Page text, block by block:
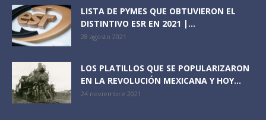
LISTA DE PYMES QUE OBTUVIERON EL
DISTINTIVO ESR EN 2021 |...
28 agosto 2021
LOS PLATILLOS QUE SE POPULARIZARON
EN LA REVOLUCIÓN MEXICANA Y HOY...
24 noviembre 2021